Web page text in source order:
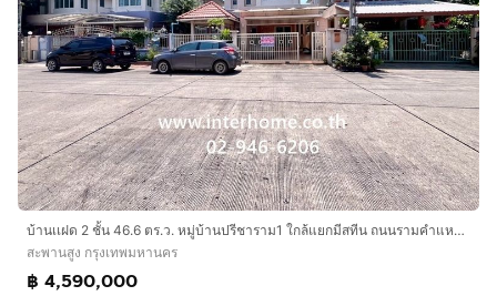
บ้านเเฝด 2 ชั้น 46.6 ตร.ว. หมู่บ้านปรีชาราม1 ใกล้แยกมีสทีน ถนนรามคำแหง ถนนราษฎร์พัฒนา เขตสะพานสูง กรุงเทพมหานคร
สะพานสูง กรุงเทพมหานคร
฿ 4,590,000